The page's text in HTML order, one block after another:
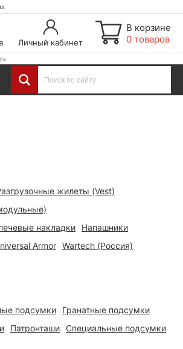
Личный кабинет
В корзине
0 товаров
жилеты (Vest)
накладки
Напашники
Armor Wartech (Россия)
подсумки
Гранатные подсумки
Патронташи Специальные подсумки